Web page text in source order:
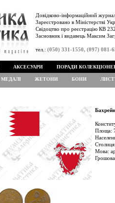
Довідково-інформаційний
Зареєстровано в Міністерстві
Свідоцтво про реєстрацію КВ
Засновник і видавець Максим
тел.: (050) 331-1550, (097) 081-
АКСЕСУАРИ ПОРАДИ
МЕДАЛІ ЖЕТОНИ БОНИ
Бахрейн
Площа:
Мова: